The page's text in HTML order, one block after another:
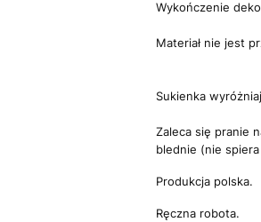
Wykończenie
Materiał nie jest
Sukienka
Zaleca się pranie
blednie (nie
Produkcja polska.
Ręczna robota.